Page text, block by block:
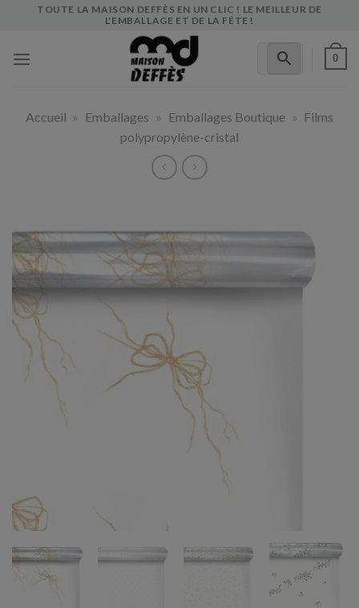
TOUTE LA MAISON DEFFÈS EN UN CLIC ! LE MEILLEUR DE
L'EMBALLAGE ET DE LA FÊTE !
0
Accueil » Emballages » Emballages Boutique » Films
polypropylène-cristal